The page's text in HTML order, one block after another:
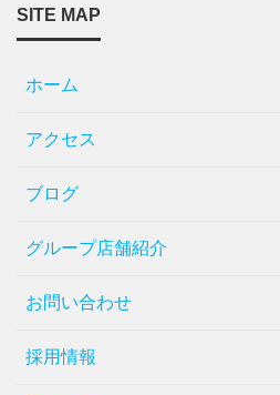
SITE MAP
ホーム
アクセス
ブログ
グループ店舗紹介
お問い合わせ
採用情報